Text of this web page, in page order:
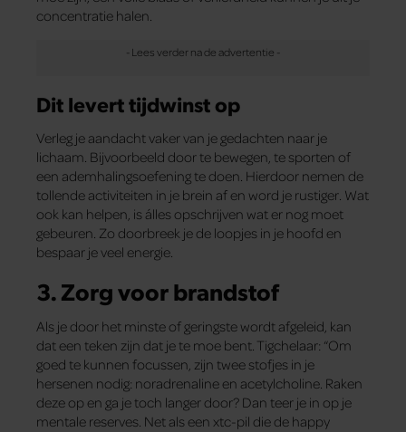
concentratie halen.
Dit levert tijdwinst op
Verleg je aandacht vaker van je gedachten naar je
lichaam. Bijvoorbeeld door te bewegen, te sporten of
een ademhalingsoefening te doen. Hierdoor nemen de
tollende activiteiten in je brein af en word je rustiger. Wat
ook kan helpen, is álles opschrijven wat er nog moet
gebeuren. Zo doorbreek je de loopjes in je hoofd en
bespaar je veel energie.
3. Zorg voor brandstof
Als je door het minste of geringste wordt afgeleid, kan
dat een teken zijn dat je te moe bent. Tigchelaar: “Om
goed te kunnen focussen, zijn twee stofjes in je
hersenen nodig: noradrenaline en acetylcholine. Raken
deze op en ga je toch langer door? Dan teer je in op je
mentale reserves. Net als een xtc-pil die de happy